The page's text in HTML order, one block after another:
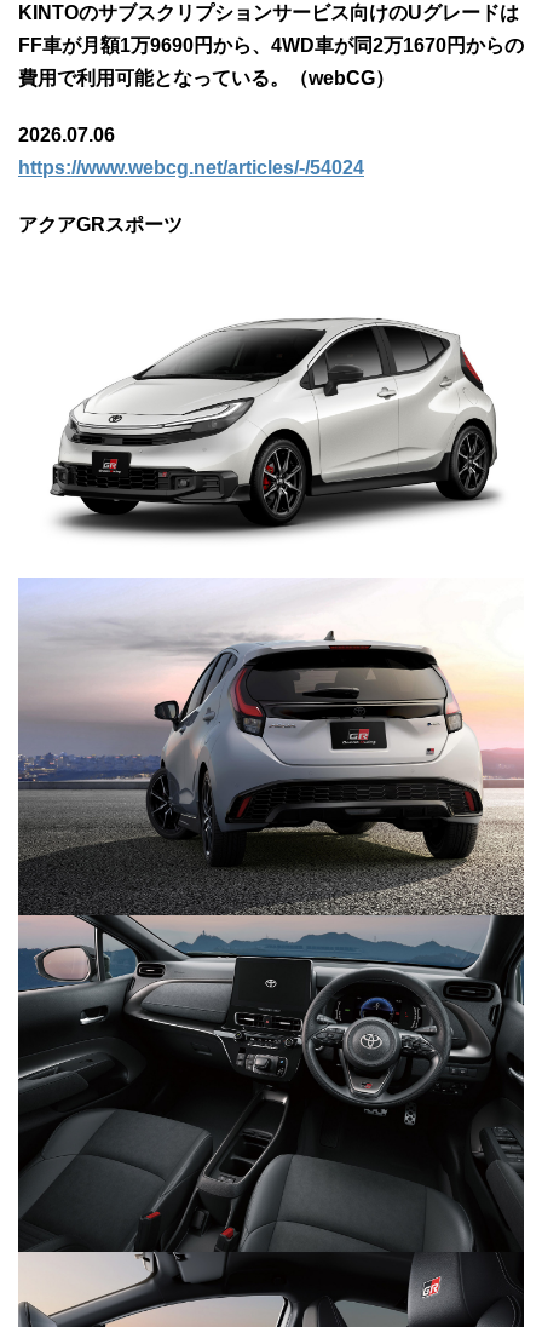
KINTOのサブスクリプションサービス向けのUグレードは
FF車が月額1万9690円から、4WD車が同2万1670円からの
費用で利用可能となっている。（webCG）
2026.07.06
https://www.webcg.net/articles/-/54024
アクアGRスポーツ